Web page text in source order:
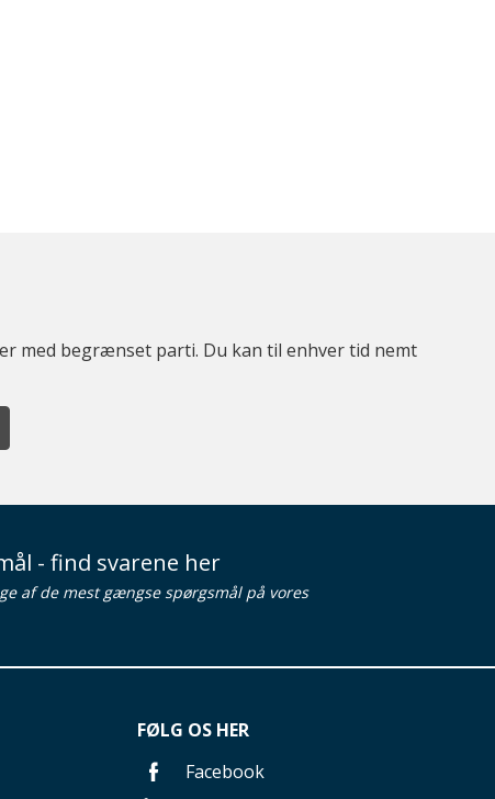
med begrænset parti. Du kan til enhver tid nemt
- find svarene her
af de mest gængse spørgsmål på vores
FØLG OS HER
Facebook